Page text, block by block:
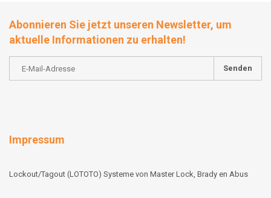
Abonnieren Sie jetzt unseren Newsletter, um
aktuelle Informationen zu erhalten!
Senden
Impressum
Lockout/Tagout (LOTOTO) Systeme von Master Lock, Brady en Abus